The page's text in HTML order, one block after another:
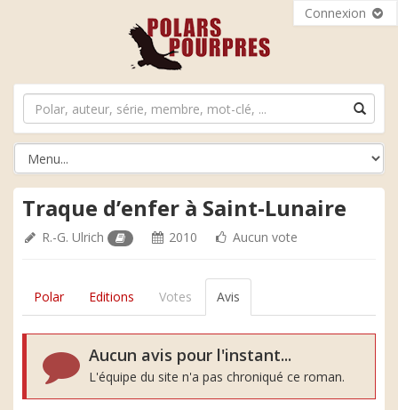
Connexion
Traque d’enfer à Saint-Lunaire
R.-G. Ulrich 2010 Aucun vote
Polar Editions Votes Avis
Aucun avis pour l'instant...
L'équipe du site n'a pas chroniqué ce roman.